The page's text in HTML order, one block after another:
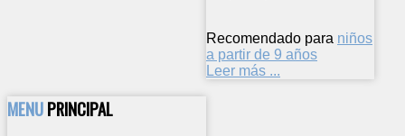
Recomendado para niños
a partir de 9 años
Leer más ...
MENUPRINCIPAL